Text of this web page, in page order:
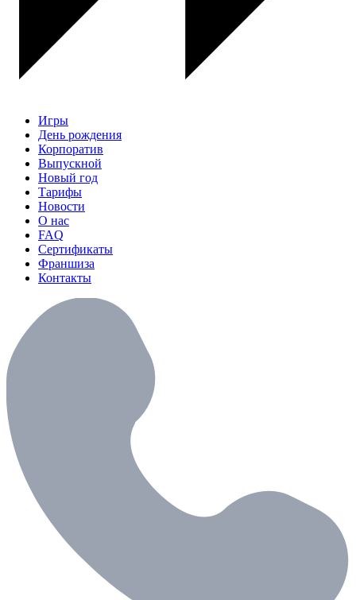
Игры
День рождения
Корпоратив
Выпускной
Новый год
Тарифы
Новости
О нас
FAQ
Сертификаты
Франшиза
Контакты